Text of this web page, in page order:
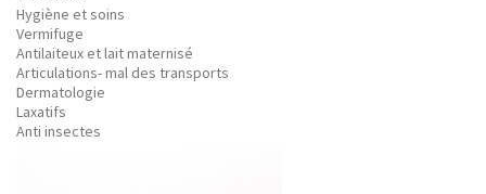
Hygiène et soins
Vermifuge
Antilaiteux et lait maternisé
Articulations- mal des transports
Dermatologie
Laxatifs
Anti insectes